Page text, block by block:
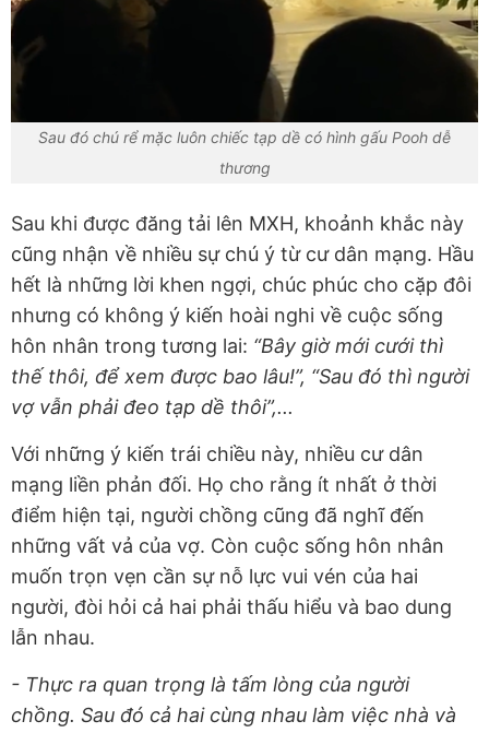
Sau đó chú rể mặc luôn chiếc tạp dề có hình gấu Pooh dễ
thương
Sau khi được đăng tải lên MXH, khoảnh khắc này
cũng nhận về nhiều sự chú ý từ cư dân mạng. Hầu
hết là những lời khen ngợi, chúc phúc cho cặp đôi
nhưng có không ý kiến hoài nghi về cuộc sống
hôn nhân trong tương lai: “Bây giờ mới cưới thì
thế thôi, để xem được bao lâu!”, “Sau đó thì người
vợ vẫn phải đeo tạp dề thôi”,...
Với những ý kiến trái chiều này, nhiều cư dân
mạng liền phản đối. Họ cho rằng ít nhất ở thời
điểm hiện tại, người chồng cũng đã nghĩ đến
những vất vả của vợ. Còn cuộc sống hôn nhân
muốn trọn vẹn cần sự nỗ lực vui vén của hai
người, đòi hỏi cả hai phải thấu hiểu và bao dung
lẫn nhau.
- Thực ra quan trọng là tấm lòng của người
chồng. Sau đó cả hai cùng nhau làm việc nhà và